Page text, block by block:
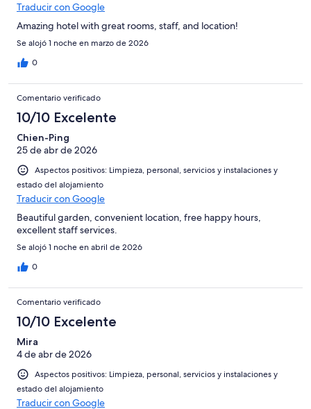
Traducir con Google
Amazing hotel with great rooms, staff, and location!
Se alojó 1 noche en marzo de 2026
0
Comentario verificado
10/10 Excelente
Chien-Ping
25 de abr de 2026
Aspectos positivos: Limpieza, personal, servicios y instalaciones y
estado del alojamiento
Traducir con Google
Beautiful garden, convenient location, free happy hours,
excellent staff services.
Se alojó 1 noche en abril de 2026
0
Comentario verificado
10/10 Excelente
Mira
4 de abr de 2026
Aspectos positivos: Limpieza, personal, servicios y instalaciones y
estado del alojamiento
Traducir con Google